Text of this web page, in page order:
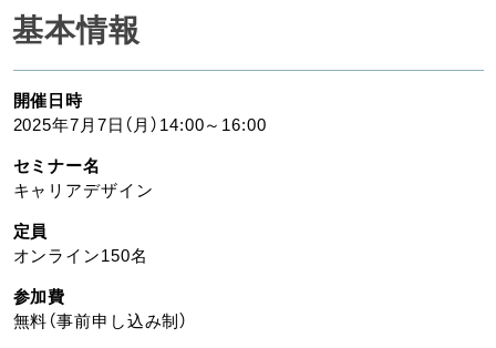
基本情報
開催日時
2025年7月7日（月）14:00～16:00
セミナー名
キャリアデザイン
定員
オンライン150名
参加費
無料（事前申し込み制）